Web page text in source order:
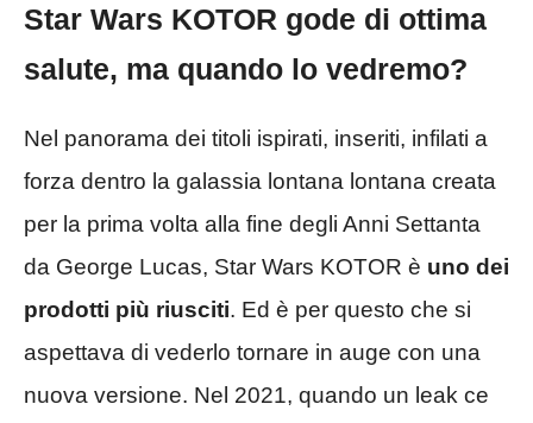
Star Wars KOTOR gode di ottima
salute, ma quando lo vedremo?
Nel panorama dei titoli ispirati, inseriti, infilati a
forza dentro la galassia lontana lontana creata
per la prima volta alla fine degli Anni Settanta
da George Lucas, Star Wars KOTOR è uno dei
prodotti più riusciti. Ed è per questo che si
aspettava di vederlo tornare in auge con una
nuova versione. Nel 2021, quando un leak ce